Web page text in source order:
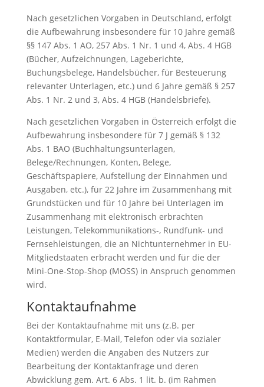
Nach gesetzlichen Vorgaben in Deutschland, erfolgt
die Aufbewahrung insbesondere für 10 Jahre gemäß
§§ 147 Abs. 1 AO, 257 Abs. 1 Nr. 1 und 4, Abs. 4 HGB
(Bücher, Aufzeichnungen, Lageberichte,
Buchungsbelege, Handelsbücher, für Besteuerung
relevanter Unterlagen, etc.) und 6 Jahre gemäß § 257
Abs. 1 Nr. 2 und 3, Abs. 4 HGB (Handelsbriefe).
Nach gesetzlichen Vorgaben in Österreich erfolgt die
Aufbewahrung insbesondere für 7 J gemäß § 132
Abs. 1 BAO (Buchhaltungsunterlagen,
Belege/Rechnungen, Konten, Belege,
Geschäftspapiere, Aufstellung der Einnahmen und
Ausgaben, etc.), für 22 Jahre im Zusammenhang mit
Grundstücken und für 10 Jahre bei Unterlagen im
Zusammenhang mit elektronisch erbrachten
Leistungen, Telekommunikations-, Rundfunk- und
Fernsehleistungen, die an Nichtunternehmer in EU-
Mitgliedstaaten erbracht werden und für die der
Mini-One-Stop-Shop (MOSS) in Anspruch genommen
wird.
Kontaktaufnahme
Bei der Kontaktaufnahme mit uns (z.B. per
Kontaktformular, E-Mail, Telefon oder via sozialer
Medien) werden die Angaben des Nutzers zur
Bearbeitung der Kontaktanfrage und deren
Abwicklung gem. Art. 6 Abs. 1 lit. b. (im Rahmen